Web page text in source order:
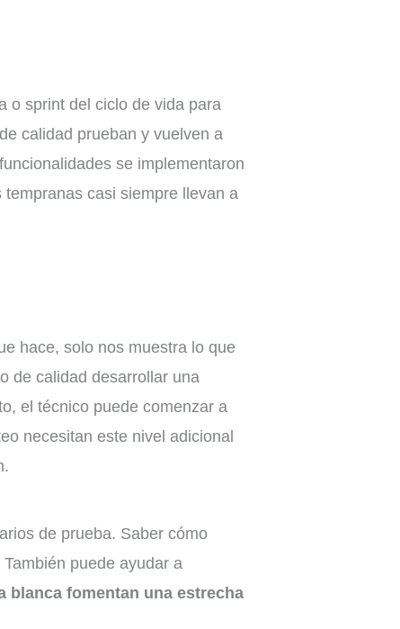
o sprint del ciclo de vida para
calidad prueban y vuelven a
se implementaron
casi siempre llevan a
hace, solo nos muestra lo que
de calidad desarrollar una
el técnico puede comenzar a
necesitan este nivel adicional
de prueba. Saber cómo
puede ayudar a
blanca fomentan una estrecha